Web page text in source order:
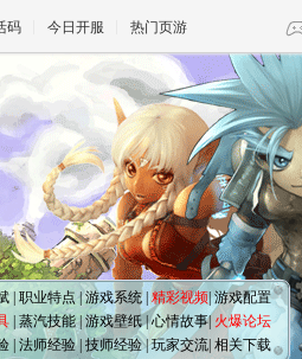
码 今日开服 热门页游
魔兽 DNF
天堂 剑网3旗舰版
王权与自由 诛仙世界
职业特点|游戏系统|精彩视频|游戏配置
蒸汽技能|游戏壁纸|心情故事| 火爆论坛
| 法师经验| 技师经验|玩家交流 相关下载